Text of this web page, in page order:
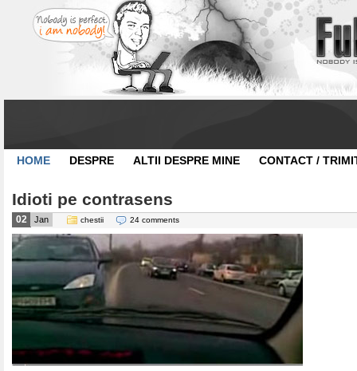
HOME DESPRE ALTII DESPRE MINE CONTACT /
Idioti pe contrasens
02 Jan chestii 24 comments